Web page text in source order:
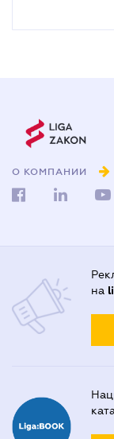
О КОМПАНИИ
на